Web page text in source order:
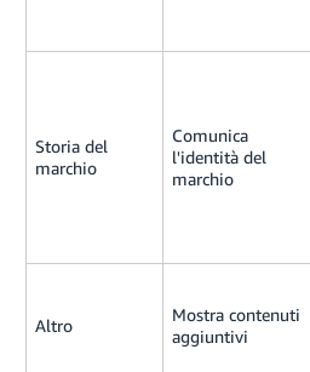
Storia del
marchio
Comunica
l'identità del
marchio
Altro
Mostra contenuti
aggiuntivi